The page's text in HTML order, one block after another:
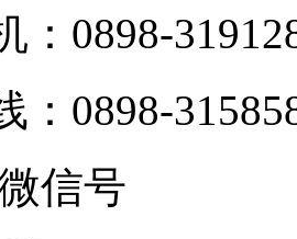
：0898-
：0898-
信号